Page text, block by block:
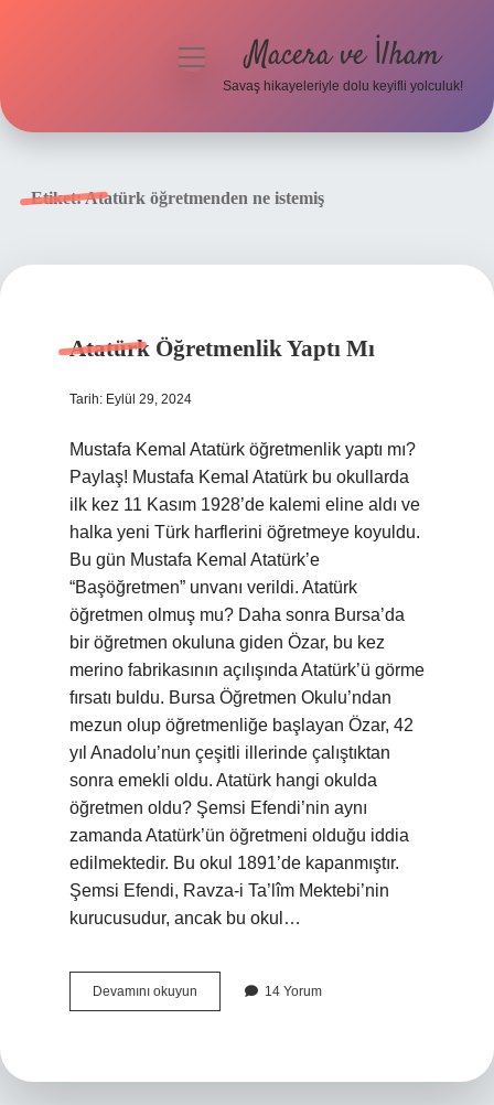
menüyüMacera ve İlham
Savaş hikayeleriyle dolu keyifli yolculuk!
Etiket:Atatürk öğretmenden ne istemiş
Atatürk Öğretmenlik Yaptı Mı
Tarih: Eylül 29, 2024
Mustafa Kemal Atatürk öğretmenlik yaptı mı?
Paylaş! Mustafa Kemal Atatürk bu okullarda
ilk kez 11 Kasım 1928’de kalemi eline aldı ve
halka yeni Türk harflerini öğretmeye koyuldu.
Bu gün Mustafa Kemal Atatürk’e
“Başöğretmen” unvanı verildi. Atatürk
öğretmen olmuş mu? Daha sonra Bursa’da
bir öğretmen okuluna giden Özar, bu kez
merino fabrikasının açılışında Atatürk’ü görme
fırsatı buldu. Bursa Öğretmen Okulu’ndan
mezun olup öğretmenliğe başlayan Özar, 42
yıl Anadolu’nun çeşitli illerinde çalıştıktan
sonra emekli oldu. Atatürk hangi okulda
öğretmen oldu? Şemsi Efendi’nin aynı
zamanda Atatürk’ün öğretmeni olduğu iddia
edilmektedir. Bu okul 1891’de kapanmıştır.
Şemsi Efendi, Ravza-i Ta’lîm Mektebi’nin
kurucusudur, ancak bu okul…
Devamını okuyun
Öğretmenlik
14 Yorum